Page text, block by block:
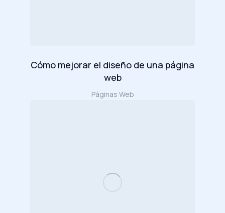
Cómo mejorar el diseño de una página
web
Páginas Web